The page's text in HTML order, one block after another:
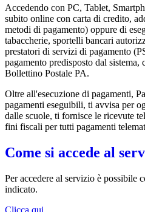
Accedendo con PC, Tablet,
subito online con carta di credito,
metodi di pagamento) oppure di
tabaccherie, sportelli bancari
prestatori di servizi di pagamento
pagamento predisposto dal
Bollettino Postale PA.
Oltre all'esecuzione di pagamenti,
pagamenti eseguibili, ti avvisa per
dalle scuole, ti fornisce le ricevute
fini fiscali per tutti pagamenti
Come si accede al
Per accedere al servizio è possibile
indicato.
Clicca qui.